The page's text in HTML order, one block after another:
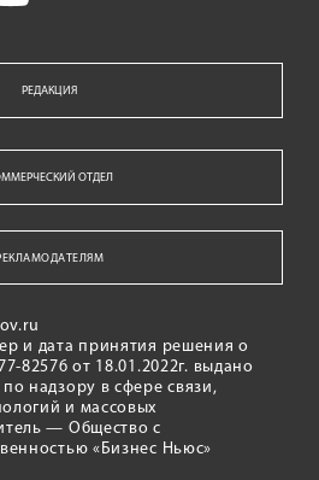
РЕДАКЦИЯ
ОТДЕЛ
и дата принятия решения о
82576 от 18.01.2022г. выдано
надзору в сфере связи,
и массовых
— Общество с
«Бизнес Ньюс»